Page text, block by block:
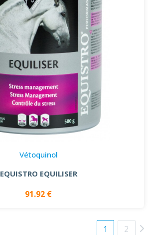
Vétoquinol
EQUISTRO EQUILISER
91.92 €
1 2